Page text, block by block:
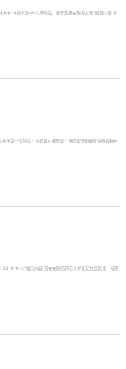
24级非全MBA,录取后，能否选择在珠海上课?回复内容:请
第一医院吗？住宿是在哪里呢？专硕读研期间有没有各种补
1814:37提问内容:现在在陕西师范大学长安校区就读，考研